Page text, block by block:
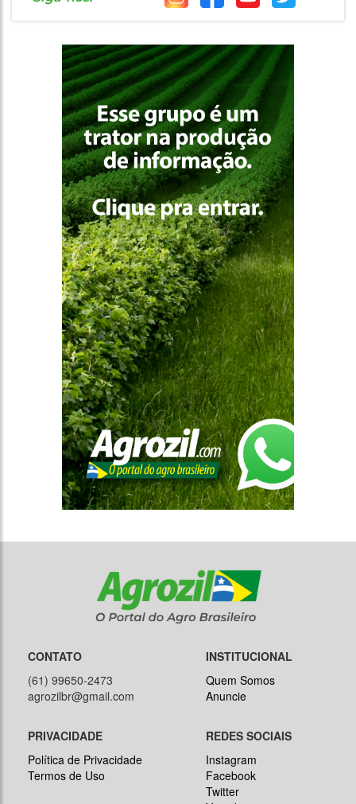
CONTATO
(61) 99650-2473
agrozilbr@gmail.com
INSTITUCIONAL
Quem Somos
Anuncie
PRIVACIDADE
Política de Privacidade
Termos de Uso
REDES SOCIAIS
Instagram
Facebook
Twitter